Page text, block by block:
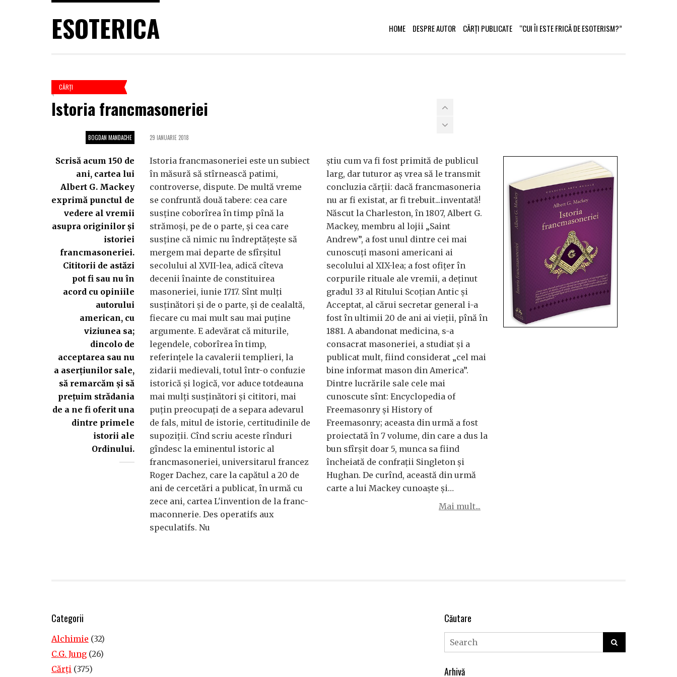
ESOTERICA HOME DESPRE AUTOR CĂRȚI PUBLICATE “CUI ÎI ESTE FRICĂ DE ESOTERISM?”
CĂRŢI
Istoria francmasoneriei
BOGDAN MANDACHE
Scrisă acum 150 de
ani, cartea lui
Albert G. Mackey
exprimă punctul de
vedere al vremii
asupra originilor și
istoriei
francmasoneriei.
Cititorii de astăzi
pot fi sau nu în
acord cu opiniile
autorului
american, cu
viziunea sa;
dincolo de
acceptarea sau nu
a aserțiunilor sale,
să remarcăm și să
prețuim strădania
de a ne fi oferit una
dintre primele
istorii ale
Ordinului.
29 IANUARIE 2018
Istoria francmasoneriei este un subiect
în măsură să stîrnească patimi,
controverse, dispute. De multă vreme
se confruntă două tabere: cea care
susține coborîrea în timp pînă la
strămoși, pe de o parte, și cea care
susține că nimic nu îndreptățește să
mergem mai departe de sfîrșitul
secolului al XVII-lea, adică cîteva
decenii înainte de constituirea
masoneriei, iunie 1717. Sînt mulți
susținători și de o parte, și de cealaltă,
fiecare cu mai mult sau mai puține
argumente. E adevărat că miturile,
legendele, coborîrea în timp,
referințele la cavalerii templieri, la
zidarii medievali, totul într-o confuzie
istorică și logică, vor aduce totdeauna
mai mulți susținători și cititori, mai
puțin preocupați de a separa adevarul
de fals, mitul de istorie, certitudinile de
supoziții. Cînd scriu aceste rînduri
gîndesc la eminentul istoric al
francmasoneriei, universitarul francez
Roger Dachez, care la capătul a 20 de
ani de cercetări a publicat, în urmă cu
zece ani, cartea L'invention de la franc-
maconnerie. Des operatifs aux
speculatifs. Nu
știu cum va fi fost primită de publicul
larg, dar tuturor aș vrea să le transmit
concluzia cărții: dacă francmasoneria
nu ar fi existat, ar fi trebuit...inventată!
Născut la Charleston, în 1807, Albert G.
Mackey, membru al lojii „Saint
Andrew”, a fost unul dintre cei mai
cunoscuți masoni americani ai
secolului al XIX-lea; a fost ofițer în
corpurile rituale ale vremii, a deținut
gradul 33 al Ritului Scoțian Antic și
Acceptat, al cărui secretar general i-a
fost în ultimii 20 de ani ai vieții, pînă în
1881. A abandonat medicina, s-a
consacrat masoneriei, a studiat și a
publicat mult, fiind considerat „cel mai
bine informat mason din America”.
Dintre lucrările sale cele mai
cunoscute sînt: Encyclopedia of
Freemasonry și History of
Freemasonry; aceasta din urmă a fost
proiectată în 7 volume, din care a dus la
bun sfîrșit doar 5, munca sa fiind
încheiată de confrații Singleton și
Hughan. De curînd, această din urmă
carte a lui Mackey cunoaște și…
Mai mult...
Categorii
Alchimie (32)
C.G. Jung (26)
Cărţi (375)
Căutare
Arhivă